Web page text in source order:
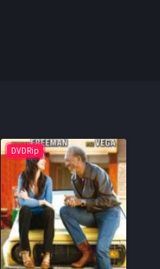
DVDRip